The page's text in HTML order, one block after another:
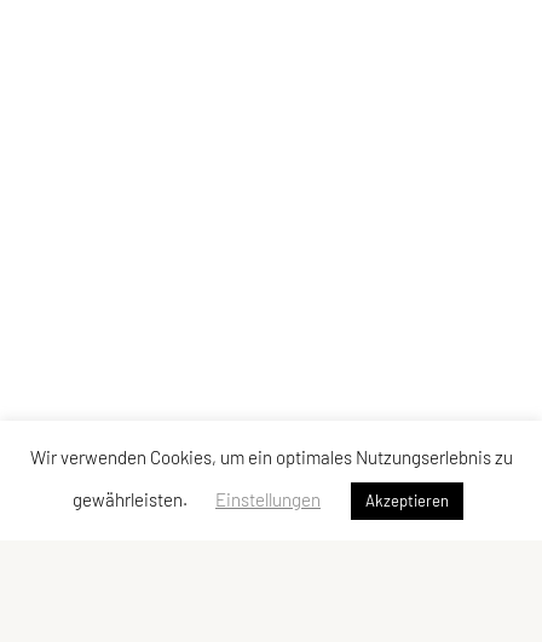
Wir verwenden Cookies, um ein optimales Nutzungserlebnis zu
gewährleisten.
Einstellungen Akzeptieren